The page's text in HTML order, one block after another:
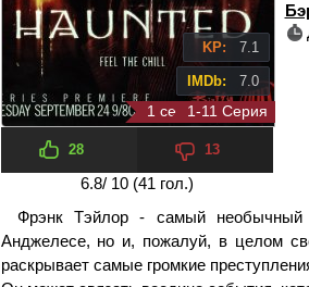
1 сезон 11 серия
1-11 Серия
KP: 7.1
IMDb: 7.0
28 13
6.8/ 10 (41 гол.)
Фрэнк Тэйлор - самый
Анджелесе, но и, пожалуй, в целом
раскрывает самые громкие